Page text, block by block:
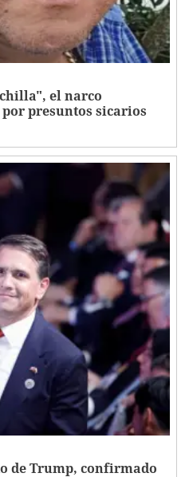
el narco
presuntos sicarios
de Trump, confirmado